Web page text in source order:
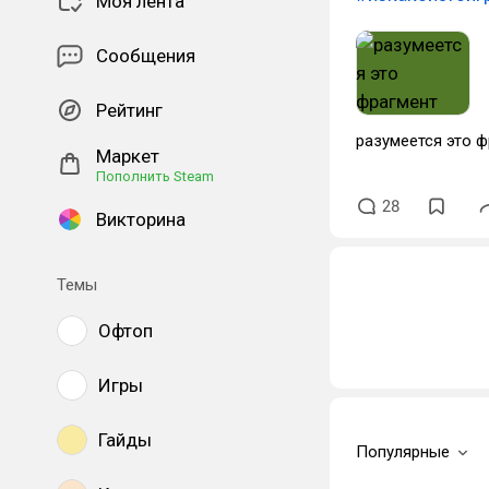
Сообщения
Рейтинг
Маркет
Пополнить Steam
Викторина
Темы
Офтоп
Игры
Гайды
разумеется это
28
Популярные